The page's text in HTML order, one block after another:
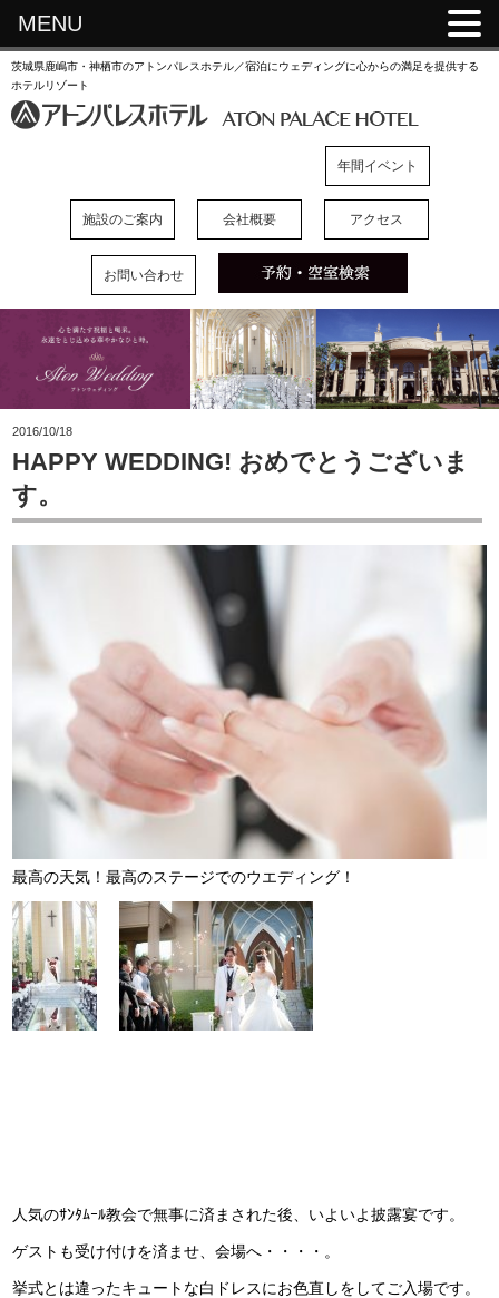
茨城県鹿嶋市・神栖市のアトンパレスホテル／宿泊にウェディングに心からの満足を提供する
ホテルリゾート
年間イベント
施設のご案内 会社概要 アクセス
お問い合わせ
2016/10/18
HAPPY WEDDING! おめでとうございま
す。
最高の天気！最高のステージでのウエディング！
人気のｻﾝﾀﾑｰﾙ教会で無事に済まされた後、いよいよ披露宴です。
ゲストも受け付けを済ませ、会場へ・・・・。
挙式とは違ったキュートな白ドレスにお色直しをしてご入場です。
MENU